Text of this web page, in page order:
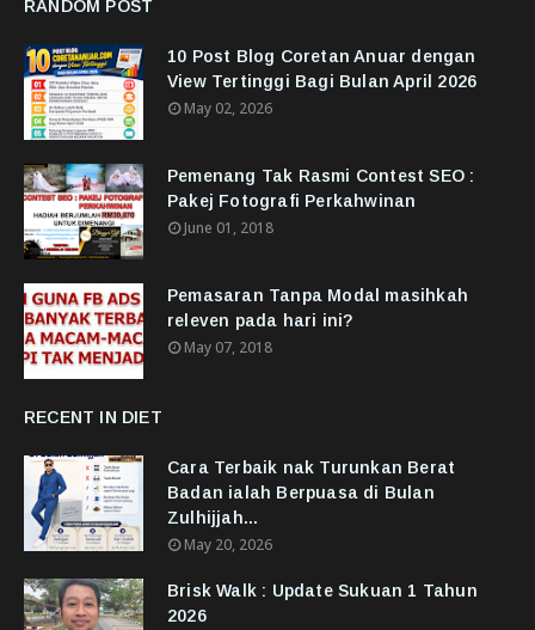
RANDOM POST
10 Post Blog Coretan Anuar dengan
View Tertinggi Bagi Bulan April 2026
May 02, 2026
Pemenang Tak Rasmi Contest SEO :
Pakej Fotografi Perkahwinan
June 01, 2018
Pemasaran Tanpa Modal masihkah
releven pada hari ini?
May 07, 2018
RECENT IN DIET
Cara Terbaik nak Turunkan Berat
Badan ialah Berpuasa di Bulan
Zulhijjah...
May 20, 2026
Brisk Walk : Update Sukuan 1 Tahun
2026